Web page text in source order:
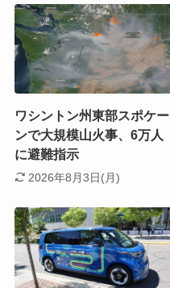
ワシントン州東部スポケー
ンで大規模山火事、6万人
に避難指示
2026年8月3日(月)